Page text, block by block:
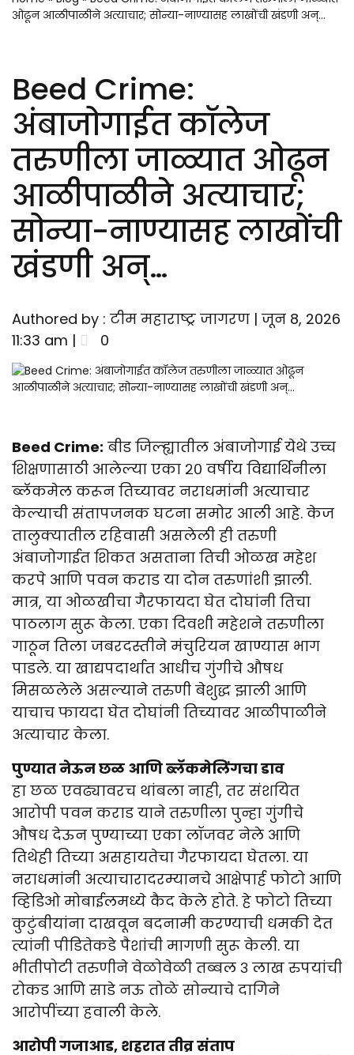
Updates
ओढून आळीपाळीने अत्याचार; सोन्या-नाण्यासह लाखोंची खंडणी अन्…
Beed Crime:
अंबाजोगाईत कॉलेज
तरुणीला जाळ्यात ओढून
आळीपाळीने अत्याचार;
सोन्या-नाण्यासह लाखोंची
खंडणी अन्…
Authored by : टीम महाराष्ट्र जागरण | जून 8, 2026
11:33 am |
0
Beed Crime: बीड जिल्ह्यातील अंबाजोगाई येथे उच्च
शिक्षणासाठी आलेल्या एका २० वर्षीय विद्यार्थिनीला
ब्लॅकमेल करून तिच्यावर नराधमांनी अत्याचार
केल्याची संतापजनक घटना समोर आली आहे. केज
तालुक्यातील रहिवासी असलेली ही तरुणी
अंबाजोगाईत शिकत असताना तिची ओळख महेश
करपे आणि पवन कराड या दोन तरुणांशी झाली.
मात्र, या ओळखीचा गैरफायदा घेत दोघांनी तिचा
पाठलाग सुरू केला. एका दिवशी महेशने तरुणीला
गाठून तिला जबरदस्तीने मंचुरियन खाण्यास भाग
पाडले. या खाद्यपदार्थात आधीच गुंगीचे औषध
मिसळलेले असल्याने तरुणी बेशुद्ध झाली आणि
याचाच फायदा घेत दोघांनी तिच्यावर आळीपाळीने
अत्याचार केला.
पुण्यात नेऊन छळ आणि ब्लॅकमेलिंगचा डाव
हा छळ एवढ्यावरच थांबला नाही, तर संशयित
आरोपी पवन कराड याने तरुणीला पुन्हा गुंगीचे
औषध देऊन पुण्याच्या एका लॉजवर नेले आणि
तिथेही तिच्या असहायतेचा गैरफायदा घेतला. या
नराधमांनी अत्याचारादरम्यानचे आक्षेपार्ह फोटो आणि
व्हिडिओ मोबाईलमध्ये कैद केले होते. हे फोटो तिच्या
कुटुंबीयांना दाखवून बदनामी करण्याची धमकी देत
त्यांनी पीडितेकडे पैशांची मागणी सुरू केली. या
भीतीपोटी तरुणीने वेळोवेळी तब्बल ३ लाख रुपयांची
रोकड आणि साडे नऊ तोळे सोन्याचे दागिने
आरोपींच्या हवाली केले.
आरोपी गजाआड, शहरात तीव्र संताप